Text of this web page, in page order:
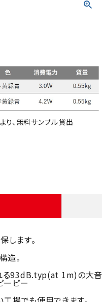
、無料サンプル貸出
ます。
造。
93dB.typ(at 1m)の大音
ピー